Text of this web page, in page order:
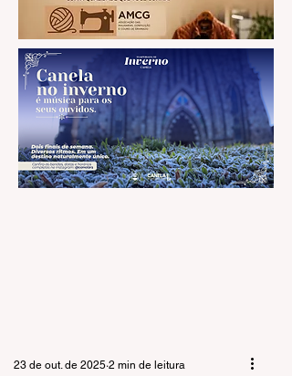
23 de out. de 2025 2 min de leitura